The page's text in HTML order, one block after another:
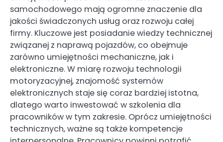
samochodowego mają ogromne znaczenie dla
jakości świadczonych usług oraz rozwoju całej
firmy. Kluczowe jest posiadanie wiedzy technicznej
związanej z naprawą pojazdów, co obejmuje
zarówno umiejętności mechaniczne, jak i
elektroniczne. W miarę rozwoju technologii
motoryzacyjnej, znajomość systemów
elektronicznych staje się coraz bardziej istotna,
dlatego warto inwestować w szkolenia dla
pracowników w tym zakresie. Oprócz umiejętności
technicznych, ważne są także kompetencje